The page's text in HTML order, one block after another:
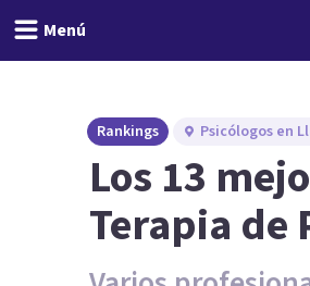
Menú
Rankings Psicólogos en
Los 13
Terapia de